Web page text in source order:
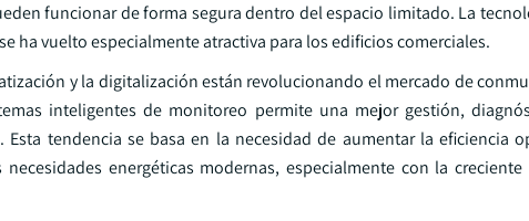
funcionar de forma segura dentro del espacio limitado. La
ha vuelto especialmente atractiva para los edificios comerciales.
y la digitalización están revolucionando el mercado de
inteligentes de monitoreo permite una mejor gestión,
Esta tendencia se basa en la necesidad de aumentar la eficiencia
energéticas modernas, especialmente con la